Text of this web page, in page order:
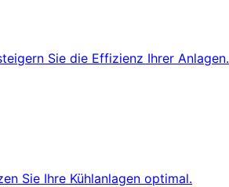
Sie die Effizienz Ihrer Anlagen.
Sie Ihre Kühlanlagen optimal.